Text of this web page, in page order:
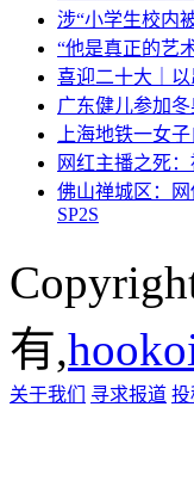
涉“小学生校内
“他是真正的艺
喜迎二十大｜
广东健儿参加
上海地铁一女
网红主播之死
佛山禅城区：
SP2S
有,
关于我们 寻求报道 投